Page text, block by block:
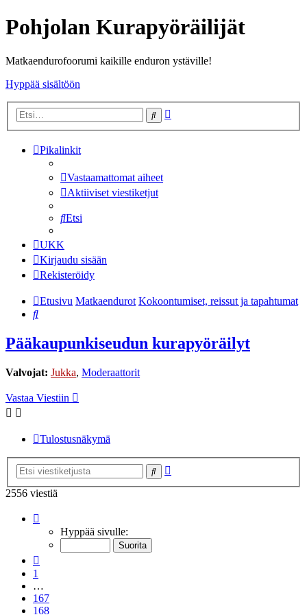
Pohjolan Kurapyöräilijät
Matkaendurofoorumi kaikille enduron ystäville!
Hyppää sisältöön
Etsi
Pikalinkit
Vastaamattomat aiheet
Aktiiviset viestiketjut
Etsi
UKK
Kirjaudu sisään
Rekisteröidy
Etusivu Matkaendurot Kokoontumiset, reissut ja tapahtumat
Etsi
Pääkaupunkiseudun kurapyöräilyt
Valvojat: Jukka, Moderaattorit
Vastaa Viestiin
Tulostusnäkymä
Etsi
2556 viestiä
170
171
Hyppää sivulle:
1
…
167
168